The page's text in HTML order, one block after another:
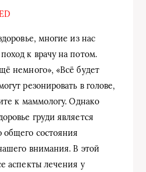
многие из нас
к врачу на потом.
немного», «Всё будет
резонировать в голове,
к маммологу. Однако
груди является
состояния
внимания. В этой
аспекты лечения у